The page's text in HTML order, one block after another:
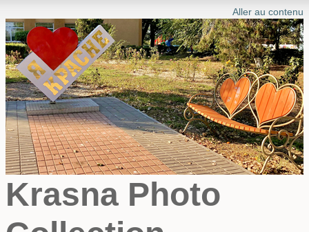
Aller au contenu
Krasna Photo